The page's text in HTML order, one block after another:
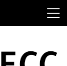
новости"